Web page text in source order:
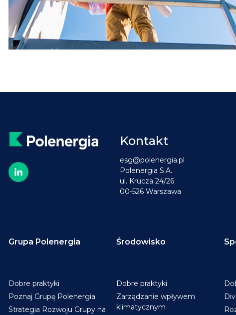
Kontakt
esg@polenergia.pl
Polenergia S.A.
ul. Krucza 24/26
00-526 Warszawa
Grupa Polenergia
Dobre praktyki
Poznaj Grupę Polenergia
Strategia Rozwoju Grupy na
Środowisko
Dobre praktyki
Zarządzanie wpływem
klimatycznym